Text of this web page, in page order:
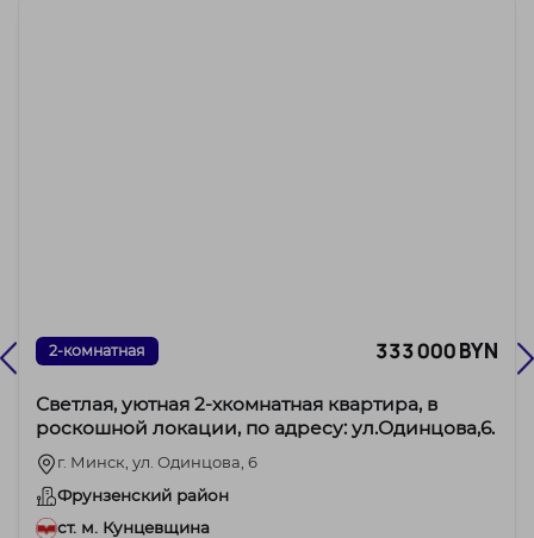
2-комнатная 333 000 BYN
Светлая, уютная 2-хкомнатная квартира, в
роскошной локации, по адресу: ул.Одинцова,6.
г. Минск, ул. Одинцова, 6
Фрунзенский район
ст. м. Кунцевщина